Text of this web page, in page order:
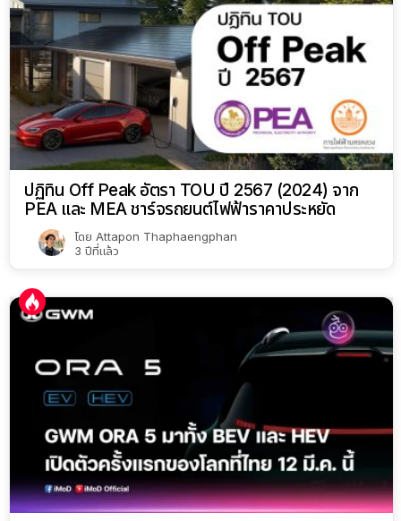
ปฏิทิน Off Peak อัตรา TOU ปี 2567 (2024) จาก
PEA และ MEA ชาร์จรถยนต์ไฟฟ้าราคาประหยัด
โดย Attapon Thaphaengphan
3 ปีที่แล้ว